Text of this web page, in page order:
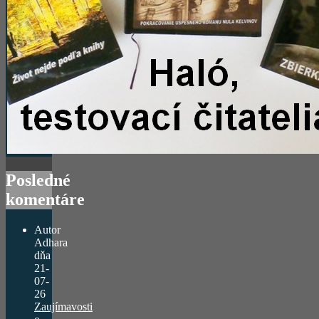
Posledné
komentáre
Autor
Adhara
dňa
21-
07-
26
Zaujímavosti